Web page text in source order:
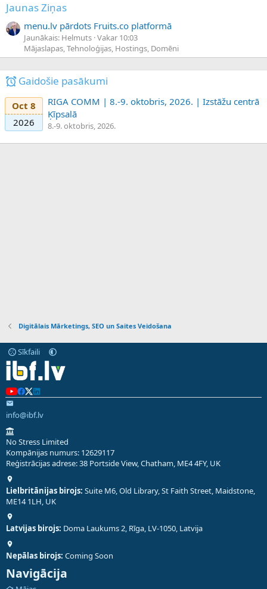
Jaunas Ziņas
menu.lv pārdots Fruits.co platformā
Jaunākais: Helmuts Vakar 10:03
Mājaslapas, Tehnoloģijas, Hostings, Domēni
Gaidošie pasākumi
Oct 8
2026
RIGA COMM | 8.-9. oktobris, 2026. | Izstāžu centrā
Ķīpsalā
8.-9. oktobris, 2026.
Digitālais Mārketings, SEO un Saites Veidošana
Sīkfaili
info@ibf.lv
No Stress Limited
Kompānijas numurs: 12629117
Reģistrācijas adrese: 38 Portside View, Chatham, ME4 4FY, UK
Lielbritānijas birojs: Suite M6, Old Library, St Faith Street, Maidstone,
ME14 1LH, UK
Latvijas birojs: Doma Laukums 2, Rīga, LV-1050, Latvija
Nepālas birojs: Coming Soon
Navigācija